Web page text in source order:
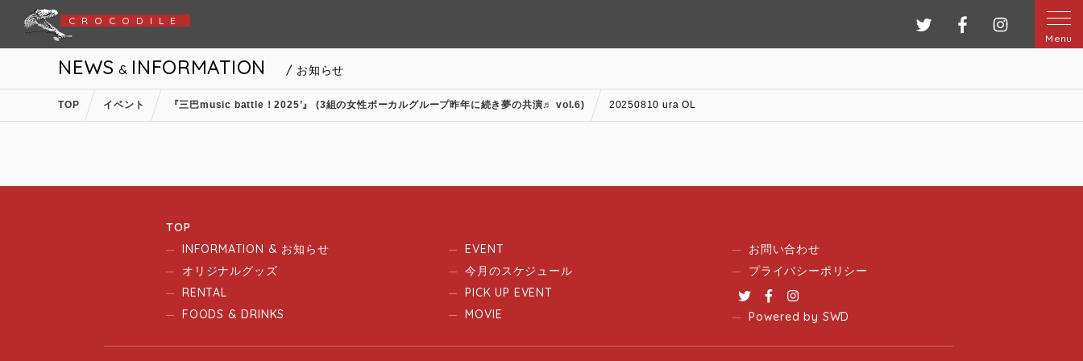
CROCODILE ツイッターフェイスブック
インスタグ
Menu
NEWS & INFORMATION / お知らせ
TOP イベント 『三巴music battle！2025’』 (3組の女性ボーカルグループ昨年に続き夢の共演♬ vol.6) 20250810 ura OL
TOP
INFORMATION & お知らせ
オリジナルグッズ
RENTAL
FOODS & DRINKS
EVENT
今月のスケジュール
PICK UP EVENT
MOVIE
お問い合わせ
プライバシーポリシー
TwitterFacebook
Powered by SWD